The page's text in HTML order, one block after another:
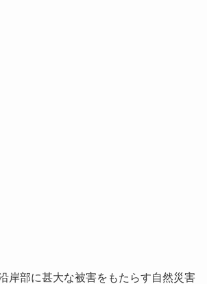
岸部に甚大な被害をもたらす自然災害